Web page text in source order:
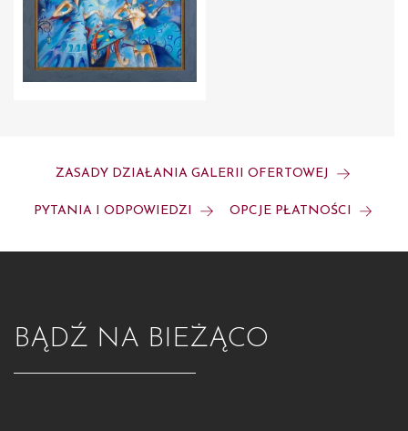
ZASADY DZIAŁANIA GALERII OFERTOWEJ
PYTANIA I ODPOWIEDZI OPCJE PŁATNOŚCI
BĄDŹ NA BIEŻĄCO